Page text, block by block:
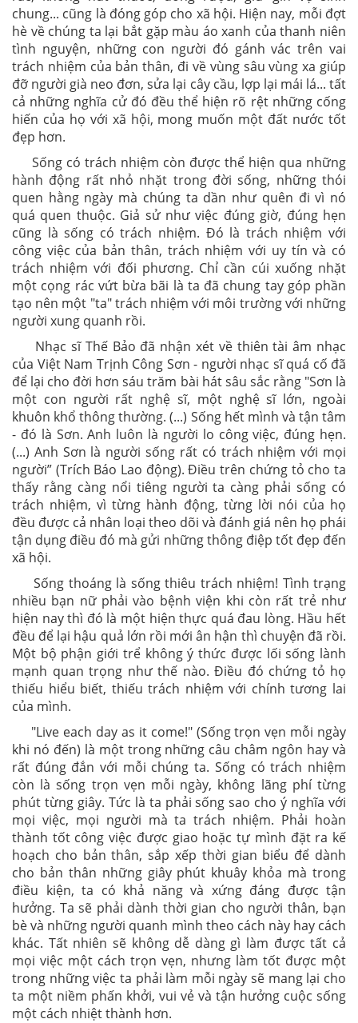
chung... cũng là đóng góp cho xã hội. Hiện nay, mỗi đợt
hè về chúng ta lại bắt gặp màu áo xanh của thanh niên
tình nguyện, những con người đó gánh vác trên vai
trách nhiệm của bản thân, đi về vùng sâu vùng xa giúp
đỡ người già neo đơn, sửa lại cây cầu, lợp lại mái lá... tất
cả những nghĩa cử đó đều thể hiện rõ rệt những cống
hiến của họ với xã hội, mong muốn một đất nước tốt
đẹp hơn.
Sống có trách nhiệm còn được thể hiện qua những
hành động rất nhỏ nhặt trong đời sống, những thói
quen hằng ngày mà chúng ta dần như quên đi vì nó
quá quen thuộc. Giả sử như việc đúng giờ, đúng hẹn
cũng là sống có trách nhiệm. Đó là trách nhiệm với
công việc của bản thân, trách nhiệm với uy tín và có
trách nhiệm với đối phương. Chỉ cần cúi xuống nhặt
một cọng rác vứt bừa bãi là ta đã chung tay góp phần
tạo nên một "ta" trách nhiệm với môi trường với những
người xung quanh rồi.
Nhạc sĩ Thế Bảo đã nhận xét về thiên tài âm nhạc
của Việt Nam Trịnh Công Sơn - người nhạc sĩ quá cố đã
để lại cho đời hơn sáu trăm bài hát sâu sắc rằng "Sơn là
một con người rất nghệ sĩ, một nghệ sĩ lớn, ngoài
khuôn khổ thông thường. (...) Sống hết mình và tận tâm
- đó là Sơn. Anh luôn là người lo công việc, đúng hẹn.
(...) Anh Sơn là người sống rất có trách nhiệm với mọi
người” (Trích Báo Lao động). Điều trên chứng tỏ cho ta
thấy rằng càng nổi tiêng người ta càng phải sống có
trách nhiệm, vì từng hành động, từng lời nói của họ
đều được cả nhân loại theo dõi và đánh giá nên họ phái
tận dụng điều đó mà gửi những thông điệp tốt đẹp đến
xã hội.
Sống thoáng là sống thiêu trách nhiệm! Tình trạng
nhiều bạn nữ phải vào bệnh viện khi còn rất trẻ như
hiện nay thì đó là một hiện thực quá đau lòng. Hầu hết
đều để lại hậu quả lớn rồi mới ân hận thì chuyện đã rồi.
Một bộ phận giới trể không ý thức được lối sống lành
mạnh quan trọng như thế nào. Điều đó chứng tỏ họ
thiếu hiểu biết, thiếu trách nhiệm với chính tương lai
của mình.
"Live each day as it come!" (Sống trọn vẹn mỗi ngày
khi nó đến) là một trong những câu châm ngôn hay và
rất đúng đắn với mỗi chúng ta. Sống có trách nhiệm
còn là sống trọn vẹn mỗi ngày, không lãng phí từng
phút từng giây. Tức là ta phải sống sao cho ý nghĩa với
mọi việc, mọi người mà ta trách nhiệm. Phải hoàn
thành tốt công việc được giao hoặc tự mình đặt ra kế
hoạch cho bản thân, sắp xếp thời gian biểu để dành
cho bản thân những giây phút khuây khỏa mà trong
điều kiện, ta có khả năng và xứng đáng được tận
hưởng. Ta sẽ phải dành thời gian cho người thân, bạn
bè và những người quanh mình theo cách này hay cách
khác. Tất nhiên sẽ không dễ dàng gì làm được tất cả
mọi việc một cách trọn vẹn, nhưng làm tốt được một
trong những việc ta phải làm mỗi ngày sẽ mang lại cho
ta một niềm phấn khởi, vui vẻ và tận hưởng cuộc sống
một cách nhiệt thành hơn.